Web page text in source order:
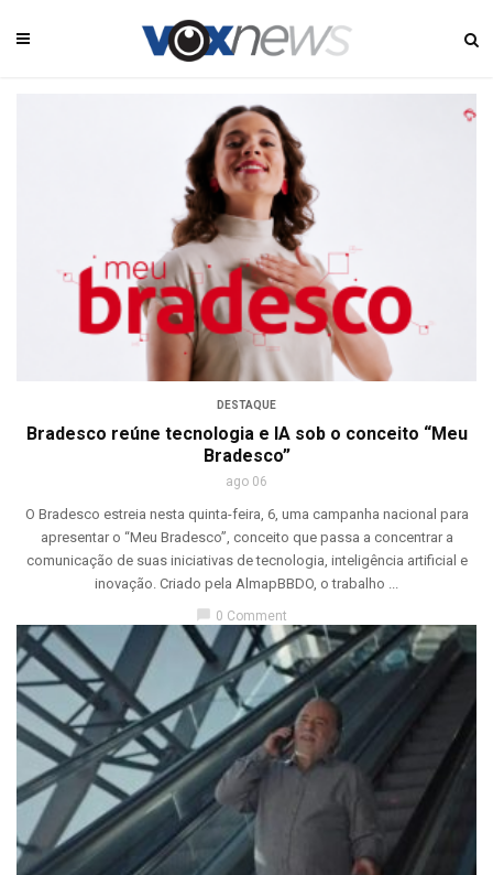
DESTAQUE
Bradesco reúne tecnologia e IA sob o conceito “Meu
Bradesco”
ago 06
O Bradesco estreia nesta quinta-feira, 6, uma campanha nacional para
apresentar o “Meu Bradesco”, conceito que passa a concentrar a
comunicação de suas iniciativas de tecnologia, inteligência artificial e
inovação. Criado pela AlmapBBDO, o trabalho ...
chat_bubble 0 Comment